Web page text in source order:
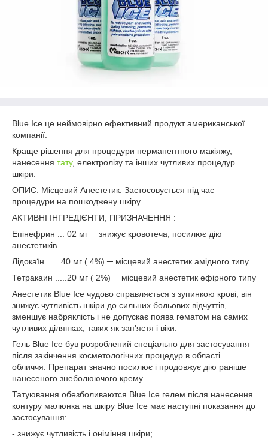
Blue Ice це неймовірно ефективний продукт американської
компанії.
Краще рішення для процедури перманентного макіяжу,
нанесення тату, електролізу та інших чутливих процедур
шкіри.
ОПИС: Місцевий Анестетик. Застосовується під час
процедури на пошкоджену шкіру.
АКТИВНІ ІНГРЕДІЄНТИ, ПРИЗНАЧЕННЯ :
Епінефрин ... 02 мг ─ знижує кровотеча, посилює дію
анестетиків
Лідокаїн ......40 мг ( 4%) ─ місцевий анестетик амідного типу
Тетракаин .....20 мг ( 2%) ─ місцевий анестетик ефірного типу
Анестетик Blue Ice чудово справляється з зупинкою крові, він
знижує чутливість шкіри до сильних больових відчуттів,
зменшує набряклість і не допускає поява гематом на самих
чутливих ділянках, таких як зап'ястя і віки.
Гель Blue Ice був розроблений спеціально для застосування
після закінчення косметологічних процедур в області
обличчя. Препарат значно посилює і продовжує дію раніше
нанесеного знеболюючого крему.
Татуювання обезболиваются Blue Ice гелем після нанесення
контуру малюнка на шкіру Blue Ice має наступні показання до
застосування:
- знижує чутливість і оніміння шкіри;